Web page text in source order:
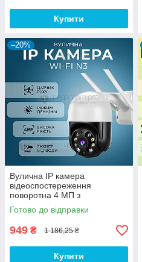
Купити
–20%
Вулична IP камера
відеоспостереження
поворотна 4 МП з
віддаленим доступом WiFi
N3(A8) камера зовнішнього
спостереження
Готово до відправки
949 ₴ 1 186,25 ₴
Купити